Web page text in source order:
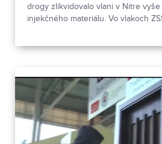
drogy zlikvidovalo vlani v Nitre vyše
injekčného materiálu. Vo vlakoch